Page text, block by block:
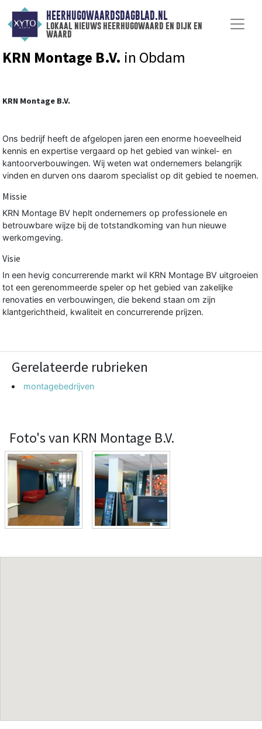
HEERHUGOWAARDSDAGBLAD.NL
lokaal nieuws heerhugowaard en dijk en
waard
KRN Montage B.V. in Obdam
KRN Montage B.V.
Ons bedrijf heeft de afgelopen jaren een enorme hoeveelheid
kennis en expertise vergaard op het gebied van winkel- en
kantoorverbouwingen. Wij weten wat ondernemers belangrijk
vinden en durven ons daarom specialist op dit gebied te noemen.
Missie
KRN Montage BV heplt ondernemers op professionele en
betrouwbare wijze bij de totstandkoming van hun nieuwe
werkomgeving.
Visie
In een hevig concurrerende markt wil KRN Montage BV uitgroeien
tot een gerenommeerde speler op het gebied van zakelijke
renovaties en verbouwingen, die bekend staan om zijn
klantgerichtheid, kwaliteit en concurrerende prijzen.
Gerelateerde rubrieken
montagebedrijven
Foto's van KRN Montage B.V.